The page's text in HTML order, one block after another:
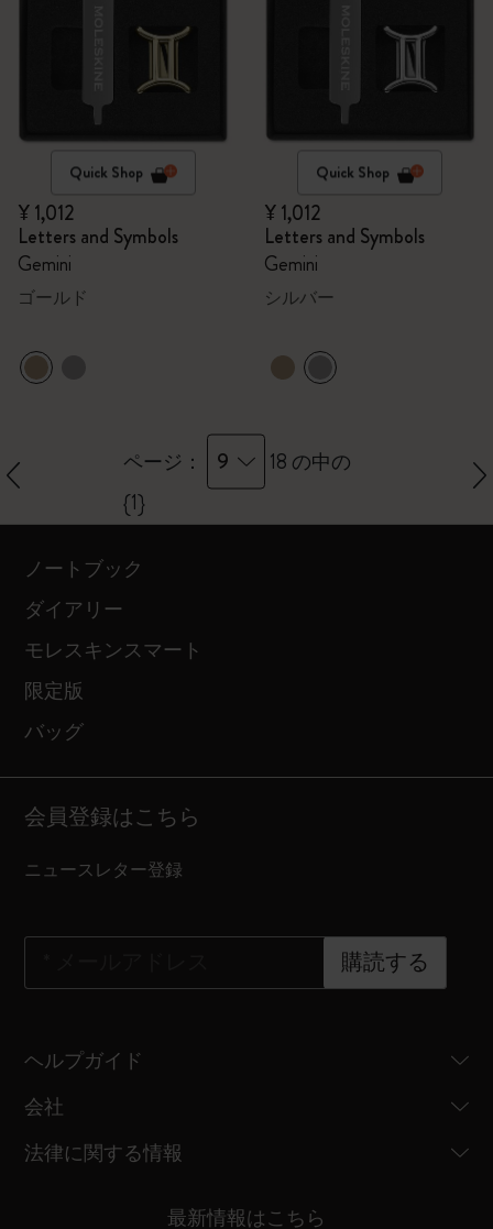
Quick Shop
¥ 1,012
Letters and Symbols
Gemini
ゴールド
Quick Shop
¥ 1,012
Letters and Symbols
Gemini
シルバー
ページ： 9
18 の中の
{1}
ノートブック
ダイアリー
モレスキンスマート
限定版
バッグ
会員登録はこちら
ニュースレター登録
購読する
ヘルプガイド
会社
法律に関する情報
最新情報はこちら